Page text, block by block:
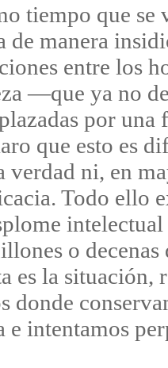
tiempo que se
de manera
entre los
—que ya no
por una
que esto es
verdad ni, en
Todo ello
o
es la situación,
donde
e intentamos